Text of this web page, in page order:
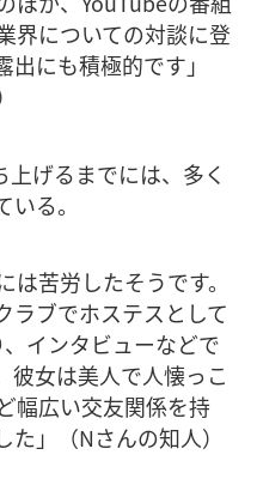
界についての対談に登
にも積極的です」
げるまでには、多く
る。
は苦労したそうです。
ラブでホステスとして
インタビューなどで
彼女は美人で人懐っこ
幅広い交友関係を持
」（Nさんの知人）